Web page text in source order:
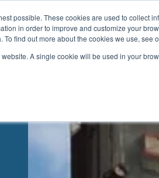
possible. These cookies are used to collect
in order to improve and customize your
find out more about the cookies we use, see
A single cookie will be used in your
rozwójO Fibox
usługi wtrysku tworzyw
— od koncepcji i
energii
gotowy
układów.